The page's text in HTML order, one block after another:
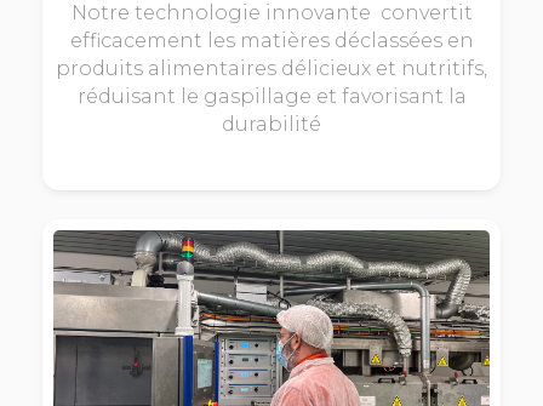
Notre technologie innovante convertit
efficacement les matières déclassées en
produits alimentaires délicieux et nutritifs,
réduisant le gaspillage et favorisant la
durabilité